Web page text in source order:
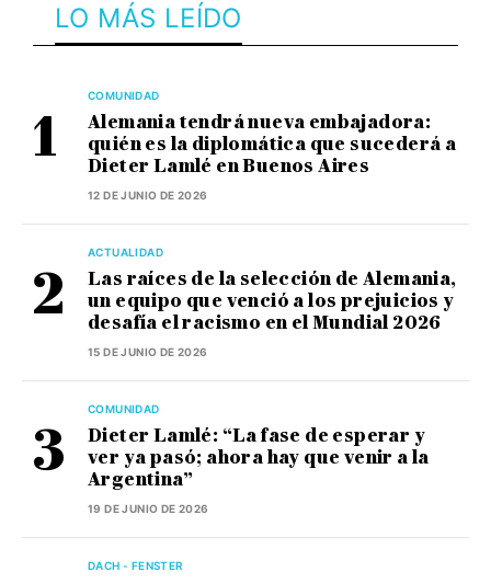
LO MÁS LEÍDO
COMUNIDAD
Alemania tendrá nueva embajadora:
quién es la diplomática que sucederá a
Dieter Lamlé en Buenos Aires
12 DE JUNIO DE 2026
ACTUALIDAD
Las raíces de la selección de Alemania,
un equipo que venció a los prejuicios y
desafía el racismo en el Mundial 2026
15 DE JUNIO DE 2026
COMUNIDAD
Dieter Lamlé: “La fase de esperar y
ver ya pasó; ahora hay que venir a la
Argentina”
19 DE JUNIO DE 2026
DACH - FENSTER